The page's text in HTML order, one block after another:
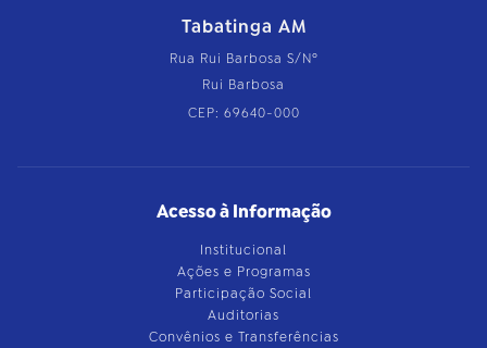
Tabatinga AM
Rua Rui Barbosa S/Nº
Rui Barbosa
CEP: 69640-000
Acesso à Informação
Institucional
Ações e Programas
Participação Social
Auditorias
Convênios e Transferências